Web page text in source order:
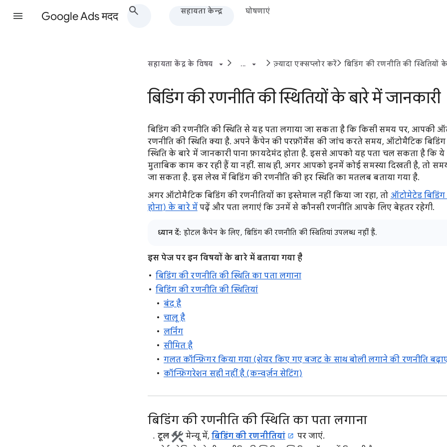
Google Ads मदद सहायता केन्द्र घोषणाएं
सहायता केंद्र के विषय ... ज़्यादा एक्सप्लोर करें बिडिंग की रणनीति की स्थितियों
बिडिंग की रणनीति की स्थितियों के बारे में जानकारी
बिडिंग की रणनीति की स्थिति से यह पता लगाया जा सकता है कि किसी समय पर, आपकी
रणनीति की स्थिति क्या है. अपने कैंपेन की परफ़ॉर्मेंस की जांच करते समय, ऑटोमैटिक बिडिंग
स्थिति के बारे में जानकारी पाना फ़ायदेमंद होता है. इससे आपको यह पता चल सकता है कि ये
मुताबिक काम कर रही हैं या नहीं. साथ ही, अगर आपको इनमें कोई समस्या दिखती है, तो
जा सकता है. इस लेख में बिडिंग की रणनीति की हर स्थिति का मतलब बताया गया है.
अगर ऑटोमैटिक बिडिंग की रणनीतियों का इस्तेमाल नहीं किया जा रहा, तो ऑटोमेटेड
होना) के बारे मेंपढ़ें और पता लगाएं कि उनमें से कौनसी रणनीति आपके लिए बेहतर रहेगी.
ध्यान दें: होटल कैंपेन के लिए, बिडिंग की रणनीति की स्थितियां उपलब्ध नहीं हैं.
इस पेज पर इन विषयों के बारे में बताया गया है
बिडिंग की रणनीति की स्थिति का पता लगाना
बिडिंग की रणनीति की स्थितियां
बंद है
चालू है
लर्निंग
सीमित है
गलत कॉन्फ़िगर किया गया (शेयर किए गए बजट के साथ बोली लगाने की रणनीति
कॉन्फ़िगरेशन सही नहीं है (कन्वर्ज़न सेटिंग)
बिडिंग की रणनीति की स्थिति का पता लगाना
टूल मेन्यू में, बिडिंग की रणनीतियां
पर जाएं.